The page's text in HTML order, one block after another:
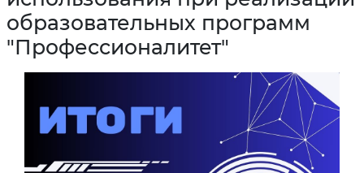
образовательных программ
"Профессионалитет"